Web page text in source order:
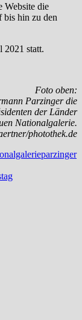
Website die
bis hin zu den
2021 statt.
Foto oben:
Parzinger die
der Länder
Nationalgalerie.
photothek.de
parzinger